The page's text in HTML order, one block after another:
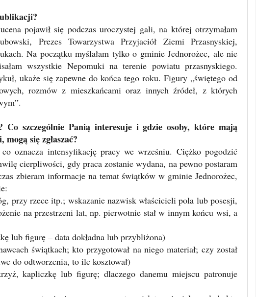
pojawił się podczas uroczystej gali, na której otrzymałam
Prezes Towarzystwa Przyjaciół Ziemi Przasnyskiej,
Na początku myślałam tylko o gminie Jednorożec, ale nie
wszystkie Nepomuki na terenie powiatu przasnyskiego.
ukaże się zapewne do końca tego roku. Figury „świętego od
rozmów z mieszkańcami oraz innych źródeł, z których
Co szczególnie Panią interesuje i gdzie osoby, które mają
się zgłaszać?
oznacza intensyfikację pracy we wrześniu. Ciężko pogodzić
cierpliwości, gdy praca zostanie wydana, na pewno postaram
zbieram informacje na temat świątków w gminie Jednorożec,
przy rzece itp.; wskazanie nazwisk właścicieli pola lub posesji,
na przestrzeni lat, np. pierwotnie stał w innym końcu wsi, a
lub figurę – data dokładna lub przybliżona)
świątkach; kto przygotował na niego materiał; czy został
do odtworzenia, to ile kosztował)
kapliczkę lub figurę; dlaczego danemu miejscu patronuje